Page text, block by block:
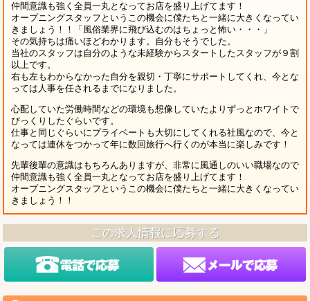
仲間意識も強く全員一丸となってお店を盛り上げてます！
オープニングスタッフというこの機会に僕たちと一緒に大きくなってい
きましょう！！「風俗業界に飛び込むのはちょっと怖い・・・」
その気持ちは痛いほどわかります。自分もそうでした。
当社のスタッフは自分のような未経験からスタートしたスタッフが９割
以上です。
右も左もわからなかった自分を親切・丁寧にサポートしてくれ、今とな
っては人事を任されるまでになりました。
心配していた労働時間などの環境も想像していたよりずっとホワイトで
びっくりしたぐらいです。
仕事と同じぐらいにプライベートも大切にしてくれる社風なので、今と
なっては連休をつかって年に数回旅行へ行くのが本当に楽しみです！
先輩後輩の意識はもちろんありますが、非常に風通しのいい職場なので
仲間意識も強く全員一丸となってお店を盛り上げてます！
オープニングスタッフというこの機会に僕たちと一緒に大きくなってい
きましょう！！
この求人情報に応募する